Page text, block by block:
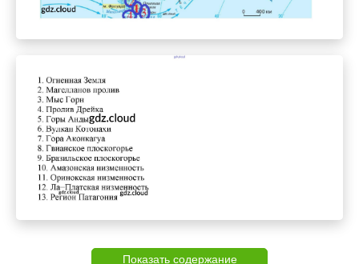
Показать содержание